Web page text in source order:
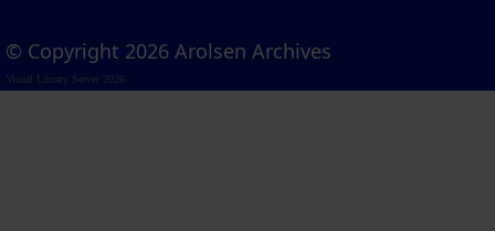
© Copyright 2026 Arolsen Archives
Visual Library Server 2026